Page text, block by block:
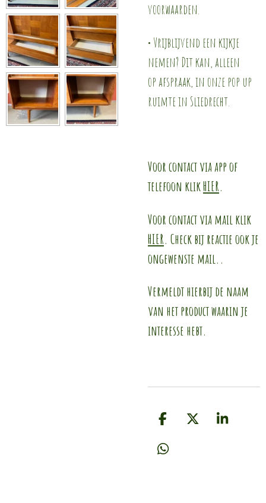
voorwaarden.
• Vrijblijvend een kijkje
nemen? Dit kan, alleen
op afspraak, in onze pop up
ruimte in Sliedrecht.
Voor contact via app of
telefoon klikHIER.
Voor contact via mail klik
HIER . Check bij reactie ook je
ongewenste mail..
Vermeldt hierbij de naam
van het product waarin je
interesse hebt.
D
l
D
S
D